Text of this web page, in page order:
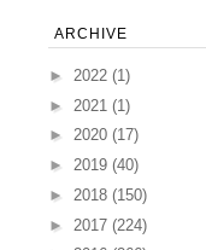
ARCHIVE
► 2022 (1)
► 2021 (1)
► 2020 (17)
► 2019 (40)
► 2018 (150)
► 2017 (224)